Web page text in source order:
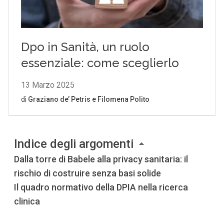
Indice degli argomenti
Dalla torre di Babele alla privacy sanitaria: il
rischio di costruire senza basi solide
Il quadro normativo della DPIA nella ricerca
clinica